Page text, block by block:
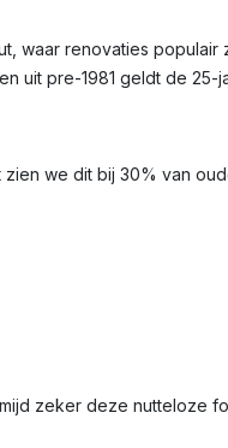
waar renovaties
uit pre-1981 geldt de
we dit bij 30% van
zeker deze nutteloze